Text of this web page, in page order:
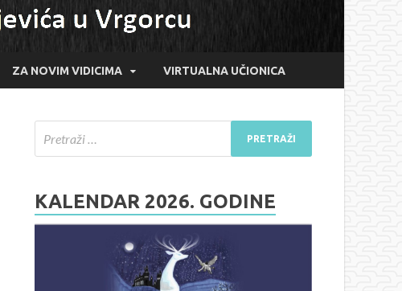
ZA NOVIM VIDICIMA VIRTUALNA UČIONICA
KALENDAR 2026. GODINE